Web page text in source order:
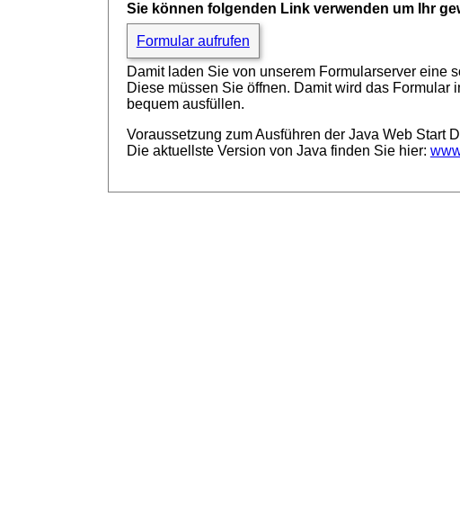
Sie können folgenden Link verwenden um Ihr
Formular aufrufen
Damit laden Sie von unserem Formularserver eine
Diese müssen Sie öffnen. Damit wird das
bequem ausfüllen.
Voraussetzung zum Ausführen der Java Web Start
Die aktuellste Version von Java finden Sie hier: